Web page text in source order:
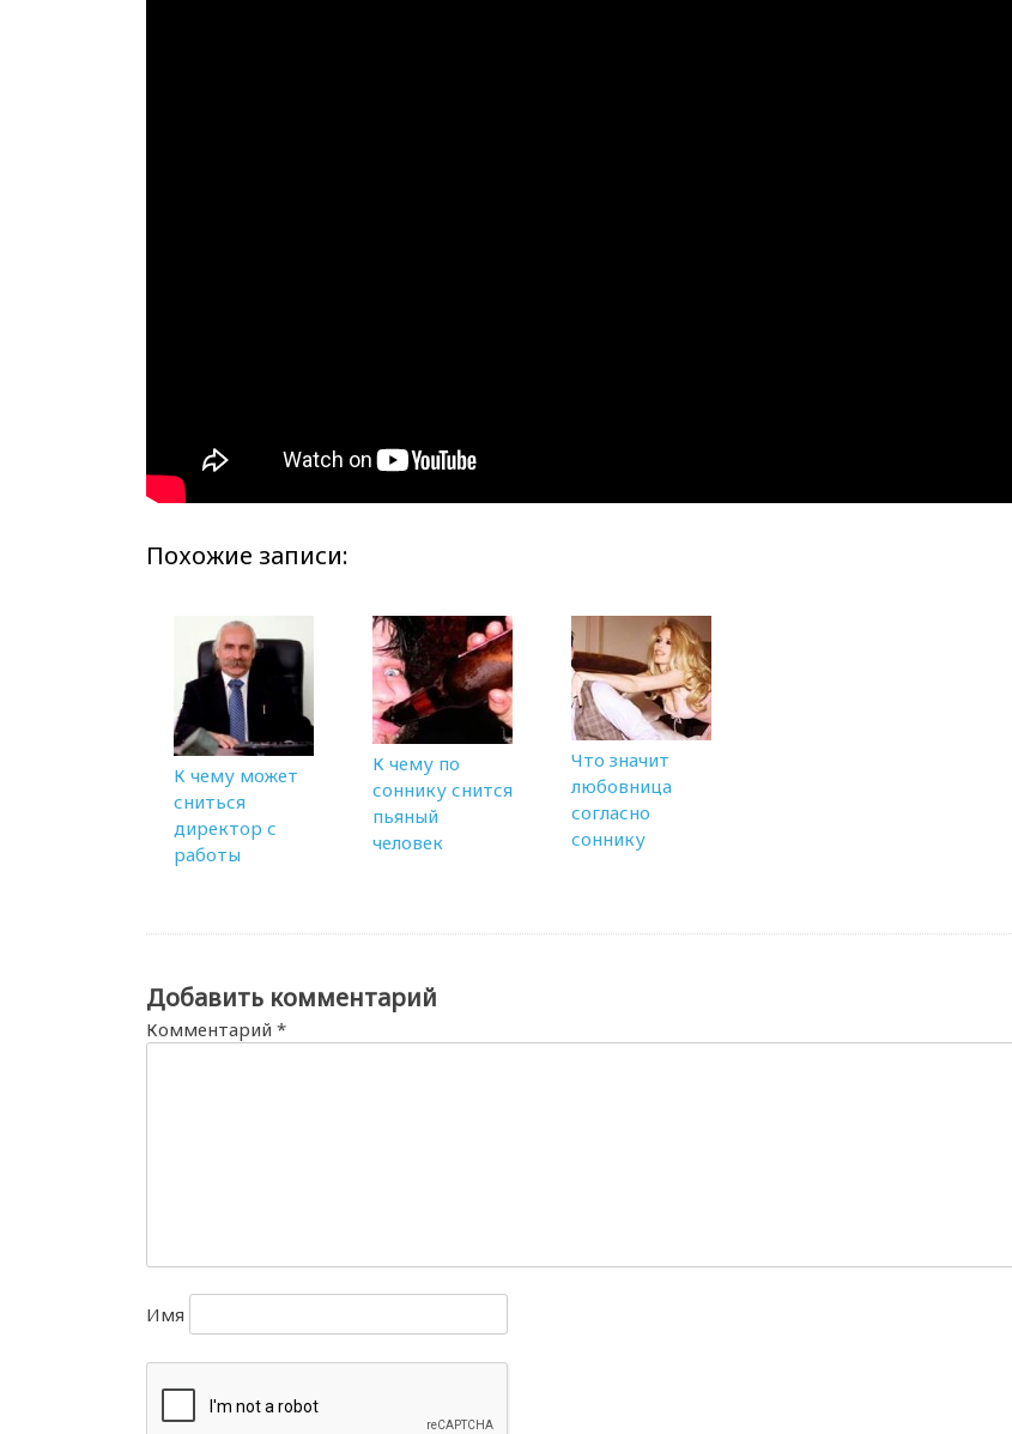
Похожие записи:
К чему может
сниться
директор с
работы
К чему по
соннику снится
пьяный
человек
Что значит
любовница
согласно
соннику
Добавить комментарий
Комментарий *
Имя